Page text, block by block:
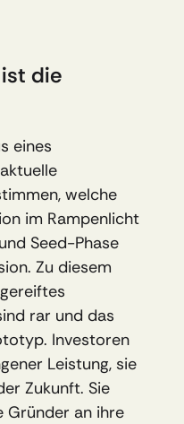
die
eines
welche
im Rampenlicht
Seed-Phase
Zu diesem
rar und das
Investoren
Leistung, sie
Zukunft. Sie
Gründer an ihre